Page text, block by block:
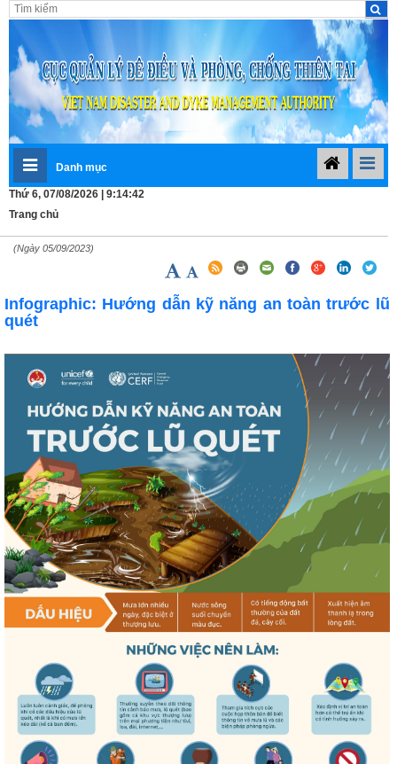
Danh mục
Thứ 6, 07/08/2026 | 9:14:42
Trang chủ
(Ngày 05/09/2023)
Infographic: Hướng dẫn kỹ năng an toàn trước lũ
quét